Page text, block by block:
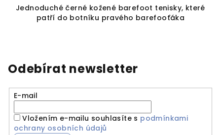
Jednoduché černé kožené barefoot tenisky, které
patří do botníku pravého barefooťáka
Odebírat newsletter
E-mail
Vložením e-mailu souhlasíte s podmínkami
ochrany osobních údajů